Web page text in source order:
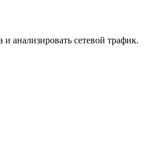
анализировать сетевой трафик.